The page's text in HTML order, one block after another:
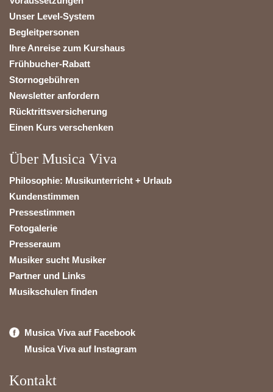
Unser Level-System
Begleitpersonen
Ihre Anreise zum Kurshaus
Frühbucher-Rabatt
Stornogebühren
Newsletter anfordern
Rücktrittsversicherung
Einen Kurs verschenken
Über Musica Viva
Philosophie: Musikunterricht + Urlaub
Kundenstimmen
Pressestimmen
Fotogalerie
Presseraum
Musiker sucht Musiker
Partner und Links
Musikschulen finden
Musica Viva auf Facebook
Musica Viva auf Instagram
Kontakt